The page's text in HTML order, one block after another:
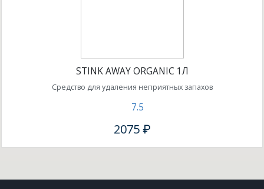
STINK AWAY ORGANIC 1Л
Средство для удаления неприятных запахов
7.5
2075 ₽